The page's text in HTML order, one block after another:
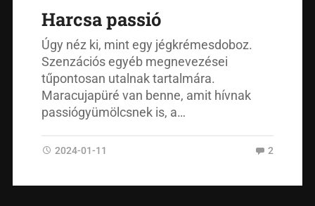
Harcsa passió
Úgy néz ki, mint egy jégkrémesdoboz.
Szenzációs egyéb megnevezései
tűpontosan utalnak tartalmára.
Maracujapüré van benne, amit hívnak
passiógyümölcsnek is, a…
2024-01-11 2